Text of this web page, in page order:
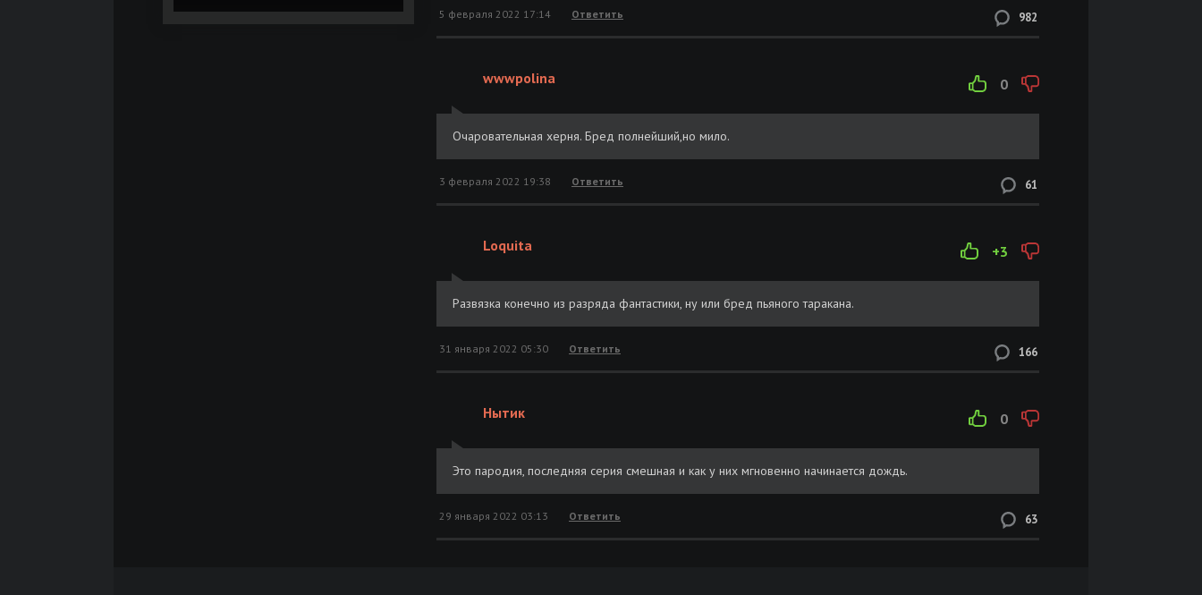
982
5 февраля 2022 17:14 Ответить
0
wwwpolina
Очаровательная херня. Бред полнейший,но мило.
61
3 февраля 2022 19:38 Ответить
+3
Loquita
Развязка конечно из разряда фантастики, ну или бред пьяного таракана.
166
31 января 2022 05:30 Ответить
0
Нытик
Это пародия, последняя серия смешная и как у них мгновенно начинается дождь.
63
29 января 2022 03:13 Ответить